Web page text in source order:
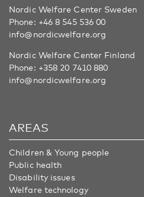
Nordic Welfare Center Sweden
Phone: +46 8 545 536 00
info@nordicwelfare.org
Nordic Welfare Center Finland
Phone: +358 20 7410 880
info@nordicwelfare.org
AREAS
Children & Young people
Public health
Disability issues
Welfare technology